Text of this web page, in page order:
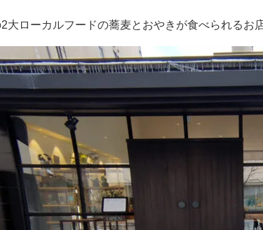
大ローカルフードの蕎麦とおやきが食べられるお